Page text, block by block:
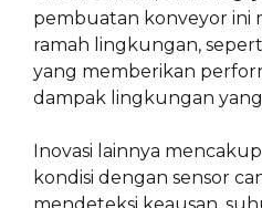
pembuatan konveyor ini
ramah lingkungan,
yang memberikan
dampak lingkungan
Inovasi lainnya
kondisi dengan sensor